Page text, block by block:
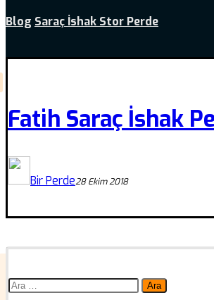
Blog Saraç İshak Stor Perde
Fatih Saraç İshak
Bir Perde28 Ekim 2018
Arama: